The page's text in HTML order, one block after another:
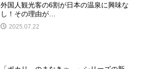
外国人観光客の6割が日本の温泉に興味な
し！その理由が…
2025.07.22